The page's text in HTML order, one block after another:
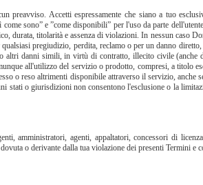
preavviso. Accetti espressamente che siano a tuo
sono” e ”come disponibili” per l'uso da parte
durata, titolarità e assenza di violazioni. In nessun caso
pregiudizio, perdita, reclamo o per un danno
danni simili, in virtù di contratto, illecito civile (anche
all'utilizzo del servizio o prodotto, compresi, a titolo
o reso altrimenti disponibile attraverso il servizio, anche
stati o giurisdizioni non consentono l'esclusione o la
amministratori, agenti, appaltatori, concessori di
o derivante dalla tua violazione dei presenti Termini e